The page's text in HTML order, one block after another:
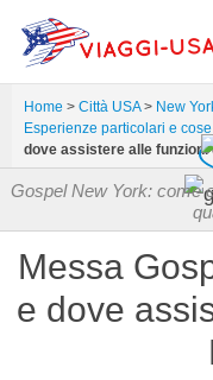
contenuto
Home > Città USA> New
Esperienze particolari e
dove assistere alle funzioni
Gospel New York: come
Messa
e dove